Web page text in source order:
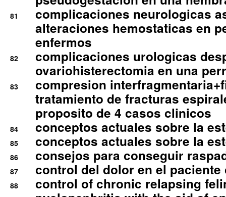
81
complicaciones neurologicas
alteraciones hemostaticas en
enfermos
82
complicaciones urologicas
ovariohisterectomia en una
83
compresion
tratamiento de fracturas
proposito de 4 casos clinicos
84 conceptos actuales sobre la
85 conceptos actuales sobre la
86 consejos para conseguir
87 control del dolor en el
88
control of chronic relapsing